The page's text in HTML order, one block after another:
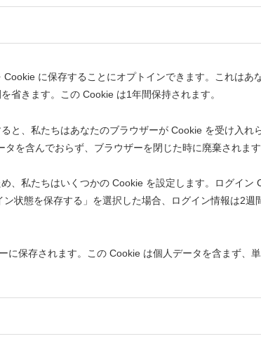
に保存することにオプトインできます。これはあ
省きます。この Cookie は1年間保持されます。
と、私たちはあなたのブラウザーが Cookie を受け入れ
を含んでおらず、ブラウザーを閉じた時に廃棄されます
、私たちはいくつかの Cookie を設定します。ログイン
状態を保存する」を選択した場合、ログイン情報は2週
に保存されます。この Cookie は個人データを含まず、